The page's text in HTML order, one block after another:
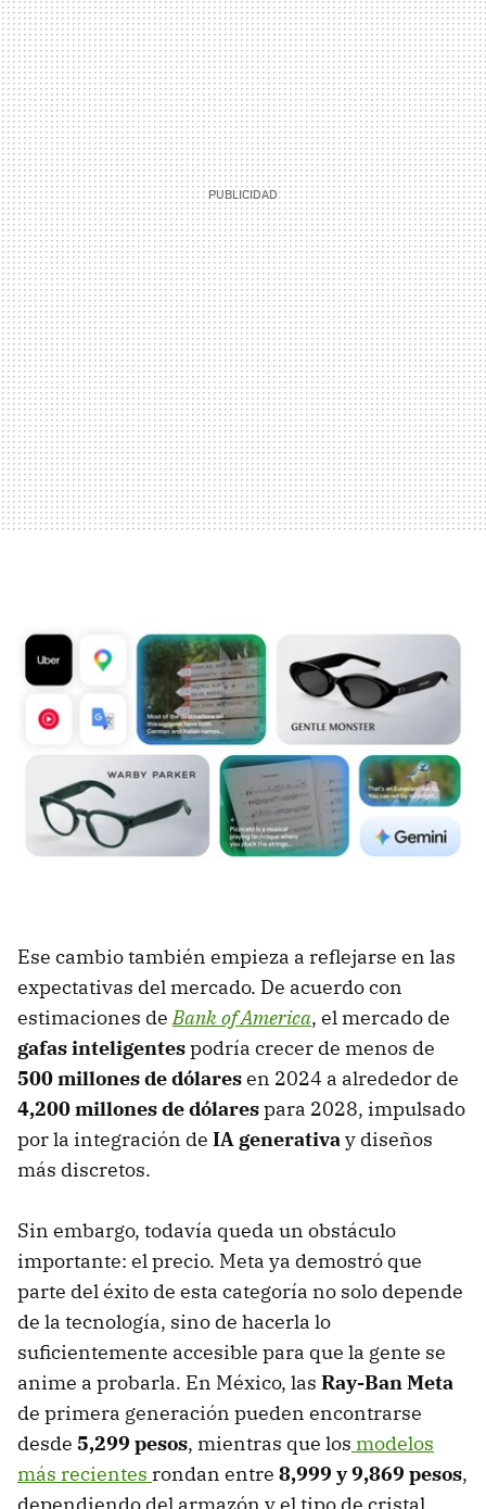
Ese cambio también empieza a reflejarse en las
expectativas del mercado. De acuerdo con
estimaciones de Bank of America, el mercado de
gafas inteligentespodría crecer de menos de
500 millones de dólaresen 2024 a alrededor de
4,200 millones de dólarespara 2028, impulsado
por la integración de IA generativay diseños
más discretos.
Sin embargo, todavía queda un obstáculo
importante: el precio. Meta ya demostró que
parte del éxito de esta categoría no solo depende
de la tecnología, sino de hacerla lo
suficientemente accesible para que la gente se
anime a probarla. En México, las Ray-Ban Meta
de primera generación pueden encontrarse
desde 5,299 pesos, mientras que los modelos
más recientes rondan entre 8,999 y 9,869 pesos,